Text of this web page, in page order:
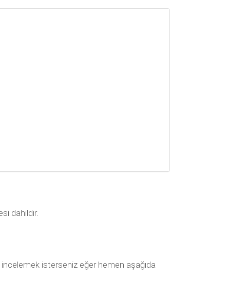
dahildir.
isterseniz eğer hemen aşağıda